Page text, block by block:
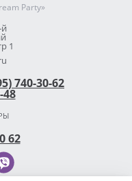
Party»
1
740-30-62
48
62